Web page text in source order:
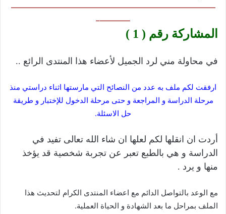
———————————————————————————
————–
المشاركة رقم ( 1 )
في محاولة مني لرد الجميل لأعضاء هذا المنتدى الرائع ..
ارفقت لكم ملف به عدد من النصائح التي مارستها اثناء دراستي منذ
مرحلة الدراسة و المراجعة و حتى مرحلة الدخول للإختبار و طريقة
حل الاسئلة.
أردت ان انقلها لكم لعلها ان شاء الله تعالى تفيد في
الدراسة و هي بالطبع تعبر عن تجربة شخصية قد يؤخذ
منها و يرد .
مع الوعد بالتواصل الدائم مع اعضاء المنتدى الكرام لتحديث هذا
الملف بمراحل ما بعد الشهادة و الحياة العملية.